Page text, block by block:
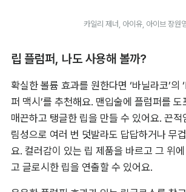
카일리 제너, 아이유, 아이브 장원영
립 플럼퍼, 나도 사용해 볼까?